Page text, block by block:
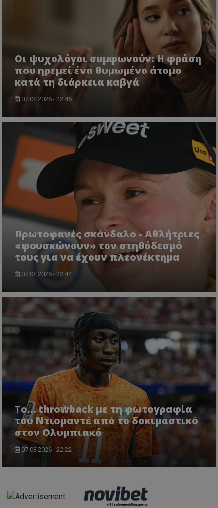
Οι ψυχολόγοι συμφωνούν: Η φράση
που ηρεμεί ένα θυμωμένο άτομο
κατά τη διάρκεια καβγά
07.08.2026 - 22:45
Πρωτοφανές σκάνδαλο - Aθλήτριες
«φουσκώνουν» τον στηθόδεσμό
τους για να έχουν πλεονέκτημα
07.08.2026 - 22:44
Το... throwback με τη φωτογραφία
του Ντιομαντέ από το δοκιμαστικό
στον Ολυμπιακό
07.08.2026 - 22:22